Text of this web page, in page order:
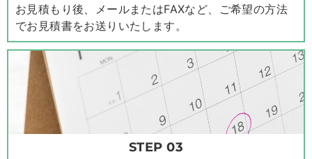
お見積もり後、メールまたはFAXなど、ご希望の方法
でお見積書をお送りいたします。
STEP 03